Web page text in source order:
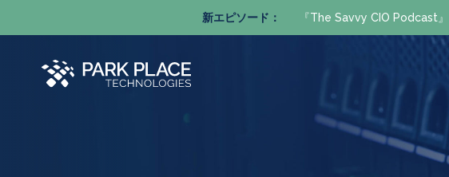
新エピソード： 『The Savvy CIO Podcast